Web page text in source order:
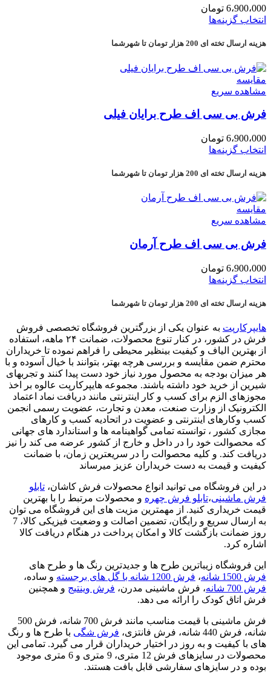
6،900،000 تومان
انتخاب گزینه‌ها
هزینه ارسال تخته ای 200 هزار تومان تا شهرشما
مقایسه
مشاهده سریع
فرش بی سی اف طرح برایان فیلی
6،900،000 تومان
انتخاب گزینه‌ها
هزینه ارسال تخته ای 200 هزار تومان تا شهرشما
مقایسه
مشاهده سریع
فرش بی سی اف طرح آرمان
6،900،000 تومان
انتخاب گزینه‌ها
هزینه ارسال تخته ای 200 هزار تومان تا شهرشما
هایپرکارپت به عنوان یکی از بزرگترین فروشگاه تخصصی فروش
فرش در کشور، در کنار تنوع محصولات، ضمانت ۲۴ ماهه، استفاده
از بهترین الیاف و کیفیت بینظیر محیطی را فراهم نموده تا خریداران
محترم ضمن مقایسه و بررسی هرچه بهتر، بتوانند با خیال آسوده و با
هر میزان بودجه به محصول مورد نیاز خود دست پیدا کنند و تجربهای
شیرین از خرید خود داشته باشند. مجموعه هایپرکارپت عالوه بر اخذ
مجوزهای الزم برای کسب و کار اینترنتی مانند دریافت نماد اعتماد
الکترونیک از وزارت صنعت، معدن و تجارت، عضویت رسمی انجمن
کسب وکارهای اینترنتی و عضویت در اتحادیه کسب و کارهای
مجازی کشور ، توانسته تمامی گواهینامه ها و استاندارد های جهانی
که محصوالت خود را در داخل و خارج از کشور عرضه می کند را نیز
دریافت کند. و کلیه محصوالت را در سریعترین زمان، با ضمانت
کیفیت و قیمت به دست خریداران عزیز میرساند
در این فروشگاه می توانید انواع محصولات فرش کاشان، تابلو
فرش ماشینی،تابلو فرش چهره و محصولات مرتبط را با بهترین
قیمت خریداری کنید. از مهمترین مزیت های این فروشگاه می توان
به ارسال سریع و رایگان، تضمین اصالت و وضعیت فیزیکی کالا، 7
روز ضمانت بازگشت کالا و امکان پرداخت در هنگام دریافت کالا
اشاره کرد.
این فروشگاه زیباترین طرح ها و جدیدترین رنگ ها و طرح های
فرش 1500 شانه
، فرش 1200 شانه با گل های برجسته
و ساده،
فرش 700 شانه
، فرش ماشینی مدرن، فرش وینتیج و همچنین
فرش اتاق کودک را ارائه می دهد.
فرش ماشینی با قیمت مناسب مانند فرش 700 شانه، فرش 500
شانه، فرش 440 شانه، فرش فانتزی،
فرش شگی با طرح ها و رنگ
های با کیفیت و به روز در اختیار خریداران قرار می گیرد. تمامی این
محصولات در سایزهای فرش 12 متری، 9 متری و 6 متری موجود
بوده و در سایزهای سفارشی قابل بافت هستند.